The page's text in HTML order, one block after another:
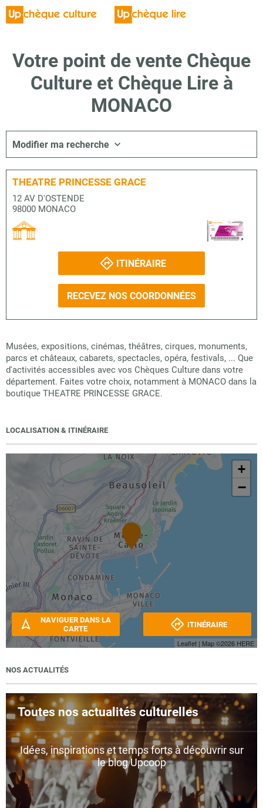
Votre point de vente Chèque
Culture et Chèque Lire à
MONACO
Modifier ma recherche
THEATRE PRINCESSE GRACE
12 AV D'OSTENDE
98000 MONACO
ITINÉRAIRE
RECEVEZ NOS COORDONNÉES
Musées, expositions, cinémas, théâtres, cirques, monuments,
parcs et châteaux, cabarets, spectacles, opéra, festivals, ... Que
d'activités accessibles avec vos Chèques Culture dans votre
département. Faites votre choix, notamment à MONACO dans la
boutique THEATRE PRINCESSE GRACE.
LOCALISATION & ITINÉRAIRE
+
−
Leaflet | Map ©2026 HERE
NAVIGUER DANS LA
CARTE
ITINÉRAIRE
NOS ACTUALITÉS
Toutes nos actualités culturelles
Idées, inspirations et temps forts à découvrir sur
le blog Upcoop